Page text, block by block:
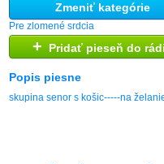
Zmeniť kategórie
Pre zlomené srdcia
+ Pridať pieseň do
Popis piesne
skupina senor s košic-----na